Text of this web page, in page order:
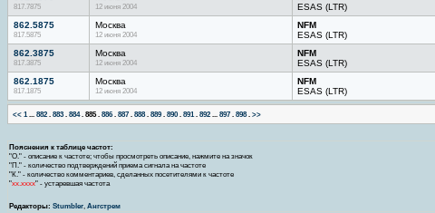
817.7875 12 июня 2004
ESAS (LTR)
862.5875
817.5875
Москва
12 июня 2004
NFM
ESAS (LTR)
862.3875
817.3875
Москва
12 июня 2004
NFM
ESAS (LTR)
862.1875
817.1875
Москва
12 июня 2004
NFM
ESAS (LTR)
<< 1... 882. 883 . 884. 885. 886. 887 . 888. 889. 890 . 891. 892... 897 . 898. >>
Пояснения к таблице частот:
"О." - описание к частоте; чтобы просмотреть описание, нажмите на значок
"П." - количество подтверждений приема сигнала на частоте
"К." - количество комментариев, сделанных посетителями к частоте
"хх.хххх" - устаревшая частота
Редакторы: Stumbler, Ангстрем